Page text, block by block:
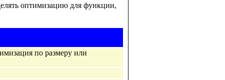
оптимизацию для функции,
по размеру или